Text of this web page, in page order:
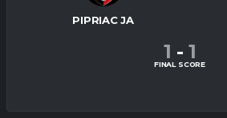
PIPRIAC JA
1 - 1
FINAL SCORE